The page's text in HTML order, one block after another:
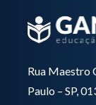
Rua Maestro
Paulo – SP,